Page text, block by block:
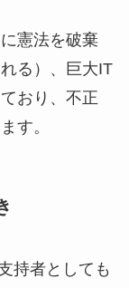
憲法を破棄
る）、巨大IT
おり、不正
す。
持者としても